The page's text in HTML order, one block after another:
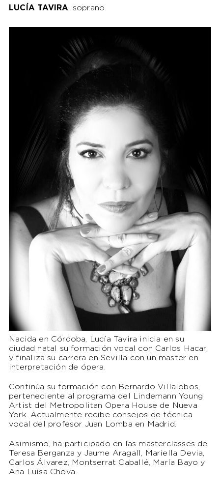
LUCÍA TAVIRA , soprano
Nacida en Córdoba, Lucía Tavira inicia en su
ciudad natal su formación vocal con Carlos Hacar,
y finaliza su carrera en Sevilla con un master en
interpretación de ópera.
Continúa su formación con Bernardo Villalobos,
perteneciente al programa del Lindemann Young
Artist del Metropolitan Opera House de Nueva
York. Actualmente recibe consejos de técnica
vocal del profesor Juan Lomba en Madrid.
Asimismo, ha participado en las masterclasses de
Teresa Berganza y Jaume Aragall, Mariella Devia,
Carlos Álvarez, Montserrat Caballé, María Bayo y
Ana Luisa Chova.